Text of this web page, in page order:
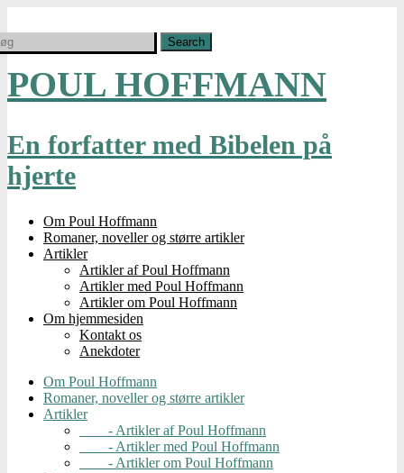
POUL HOFFMANN
En forfatter med Bibelen på
hjerte
Om Poul Hoffmann
Romaner, noveller og større artikler
Artikler
Artikler af Poul Hoffmann
Artikler med Poul Hoffmann
Artikler om Poul Hoffmann
Om hjemmesiden
Kontakt os
Anekdoter
Om Poul Hoffmann
Romaner, noveller og større artikler
Artikler
- Artikler af Poul Hoffmann
- Artikler med Poul Hoffmann
- Artikler om Poul Hoffmann